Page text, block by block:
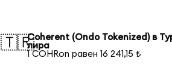
🇹🇷Coherent (Ondo Tokenized) в
лира
1 COHRon равен 16 241,15 ₺